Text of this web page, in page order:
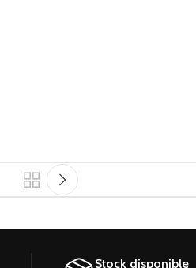
Stock disponible